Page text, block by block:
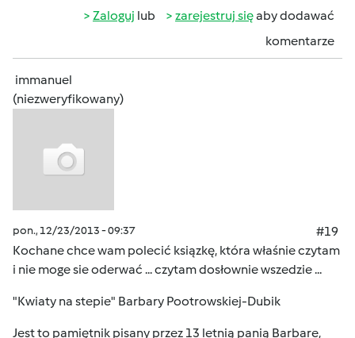
Zaloguj lub zarejestruj sięaby dodawać
komentarze
immanuel
(niezweryfikowany)
pon., 12/23/2013 - 09:37
#19
Kochane chce wam polecić ksiązkę, która właśnie czytam
i nie moge sie oderwać ... czytam dosłownie wszedzie ...
"Kwiaty na stepie" Barbary Pootrowskiej-Dubik
Jest to pamiętnik pisany przez 13 letnią panią Barbare,